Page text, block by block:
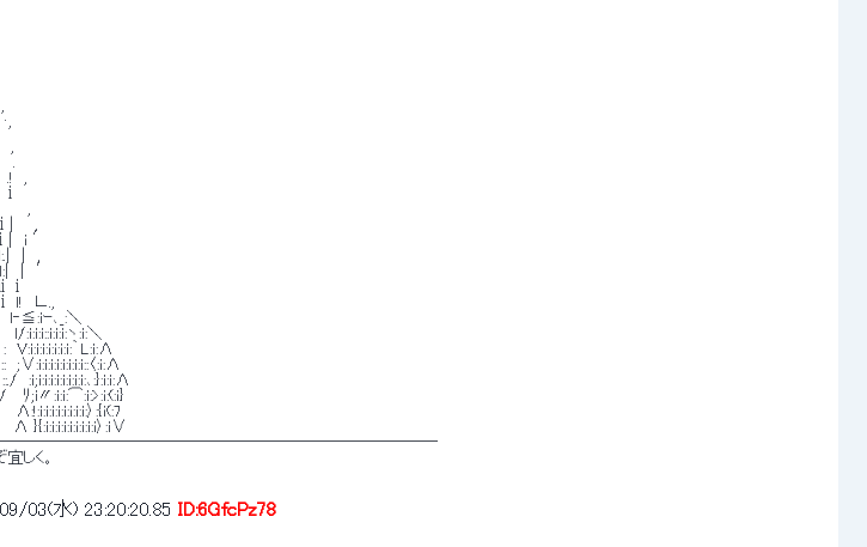
'
,
.
　,
ⅰ
　 ,
　 ,
ｉ ′
　|　,
　|　′
ⅱⅰ
ⅰ l!　∟.,
ｰ､_:＼
l/:i:i:i::i:i:i:ヽ:i:＼
:ｉ:ｉ:i:｀L:i:Λ
〈:ｉ:Λ
　:i;i:i:i:i:i:i:i:i:､:}:i:i:Λ
ﾘ;i〃:i:i:⌒:i:>:ｉ:(:ｉ}
ｉ:i:i:〉:{ｉ(:7
ｉ:i:i:ｉ〉:i∨
宜しく。
03(水) 23:20:20.85 ID:6GfcPz78